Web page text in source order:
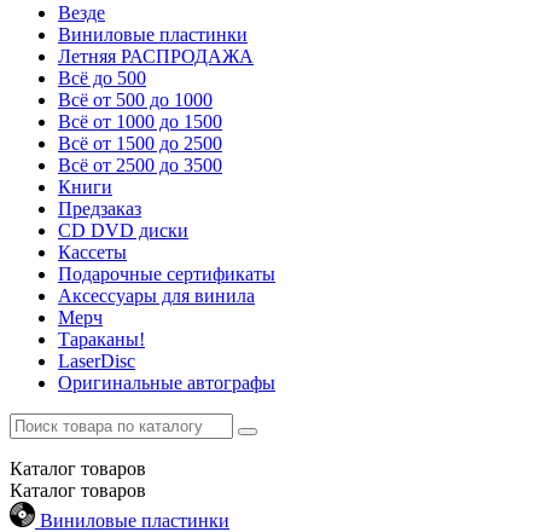
Везде
Виниловые пластинки
Летняя РАСПРОДАЖА
Всё до 500
Всё от 500 до 1000
Всё от 1000 до 1500
Всё от 1500 до 2500
Всё от 2500 до 3500
Книги
Предзаказ
CD DVD диски
Кассеты
Подарочные сертификаты
Аксессуары для винила
Мерч
Тараканы!
LaserDisc
Оригинальные автографы
Каталог товаров
Каталог товаров
Виниловые пластинки